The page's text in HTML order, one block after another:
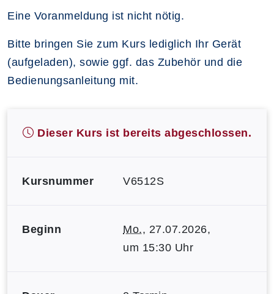
Eine Voranmeldung ist nicht nötig.
Bitte bringen Sie zum Kurs lediglich Ihr Gerät
(aufgeladen), sowie ggf. das Zubehör und die
Bedienungsanleitung mit.
Dieser Kurs ist bereits abgeschlossen.
Kursnummer V6512S
Beginn Mo., 27.07.2026,
um 15:30 Uhr